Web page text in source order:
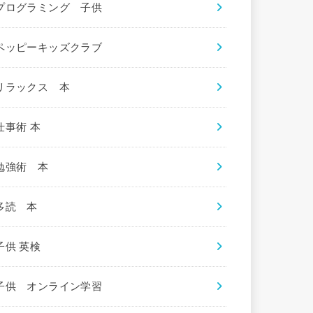
ログラミング 子供
ッピーキッズクラブ
ラックス 本
事術 本
強術 本
読 本
供 英検
供 オンライン学習